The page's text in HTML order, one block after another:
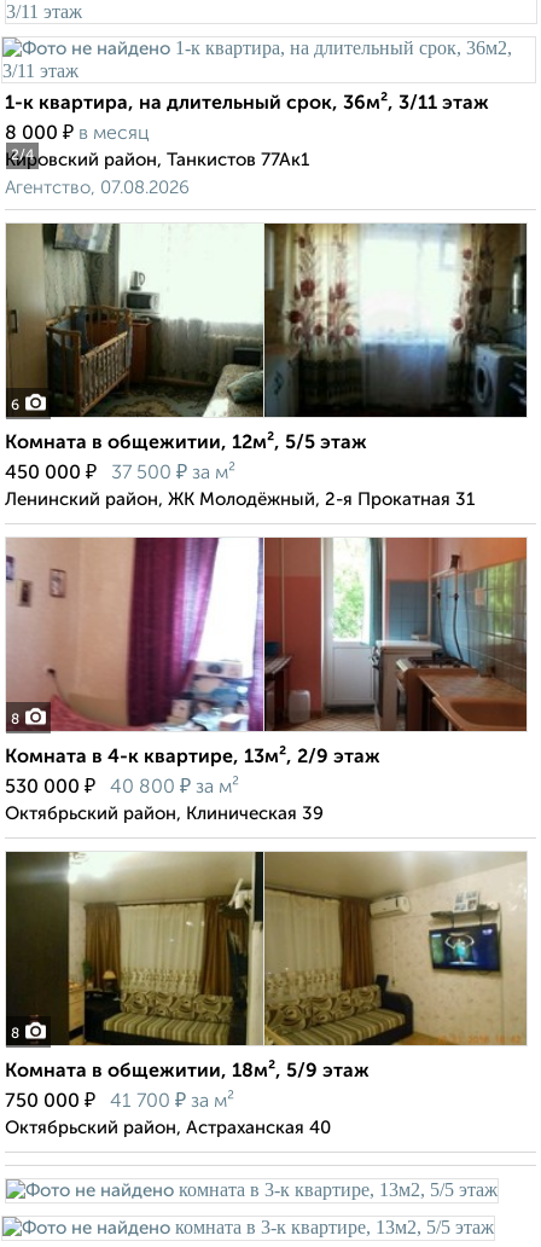
2/4
1-к квартира, на длительный срок, 36м², 3/11 этаж
8 000 ₽ в месяц
Кировский район, Танкистов 77Ак1
Агентство, 07.08.2026
6
Комната в общежитии, 12м², 5/5 этаж
450 000 ₽ 37 500 ₽ за м²
Ленинский район, ЖК Молодёжный, 2-я Прокатная 31
8
Комната в 4-к квартире, 13м², 2/9 этаж
530 000 ₽ 40 800 ₽ за м²
Октябрьский район, Клиническая 39
8
Комната в общежитии, 18м², 5/9 этаж
750 000 ₽ 41 700 ₽ за м²
Октябрьский район, Астраханская 40